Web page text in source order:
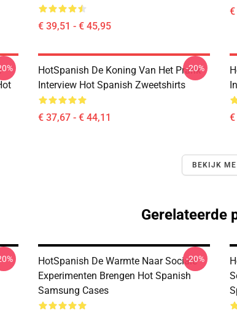
€ 39,51 - € 45,95
€
HotSpanish De Koning Van Het Prank
Interview Hot Spanish Zweetshirts
€ 37,67 - € 44,11
-20%
€
BEKIJK
Gerelateerde
HotSpanish De Warmte Naar Sociale
Experimenten Brengen Hot Spanish
Samsung Cases
-20%